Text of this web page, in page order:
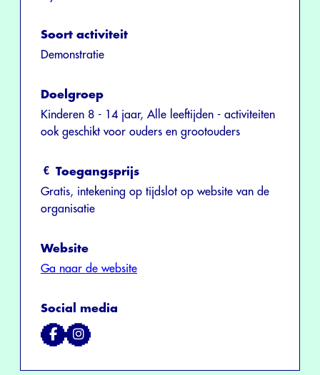
Soort activiteit
Demonstratie
Doelgroep
Kinderen 8 - 14 jaar, Alle leeftijden - activiteiten
ook geschikt voor ouders en grootouders
Toegangsprijs
Gratis, intekening op tijdslot op website van de
organisatie
Website
Ga naar de website
Social media